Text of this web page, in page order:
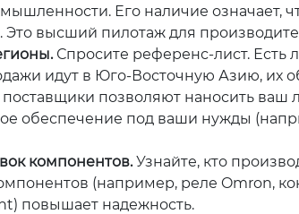
Его наличие означает,
высший пилотаж для
Спросите референс-лист. Есть
идут в Юго-Восточную Азию, их
позволяют наносить ваш
обеспечение под ваши нужды
компонентов.Узнайте, кто
(например, реле Omron,
повышает надежность.